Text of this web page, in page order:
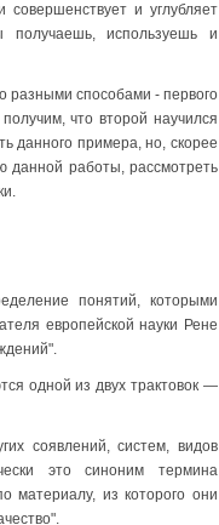
и углубляет
используешь и
разными способами - первого
что второй научился
данного примера, но, скорее
данной работы, рассмотреть
понятий, которыми
европейской науки Рене
одной из двух трактовок —
соявлений, систем, видов
это синоним термина
материалу, из которого они